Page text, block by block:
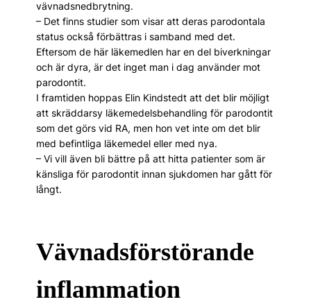
vävnadsnedbrytning.
– Det finns studier som ­visar att deras parodontala
status också förbättras i samband med det.
Eftersom de här läkemedlen har en del biverkningar
och är dyra, är det inget man i dag använder mot
parodontit.
I framtiden hoppas Elin Kindstedt att det blir möjligt
att skräddarsy läkemedelsbehandling för parodontit
som det görs vid RA, men hon vet inte om det blir
med befintliga läkemedel eller med nya.
– Vi vill även bli bättre på att hitta patienter som är
känsliga för parodontit innan sjukdomen har gått för
långt.
Vävnadsförstörande
inflammation